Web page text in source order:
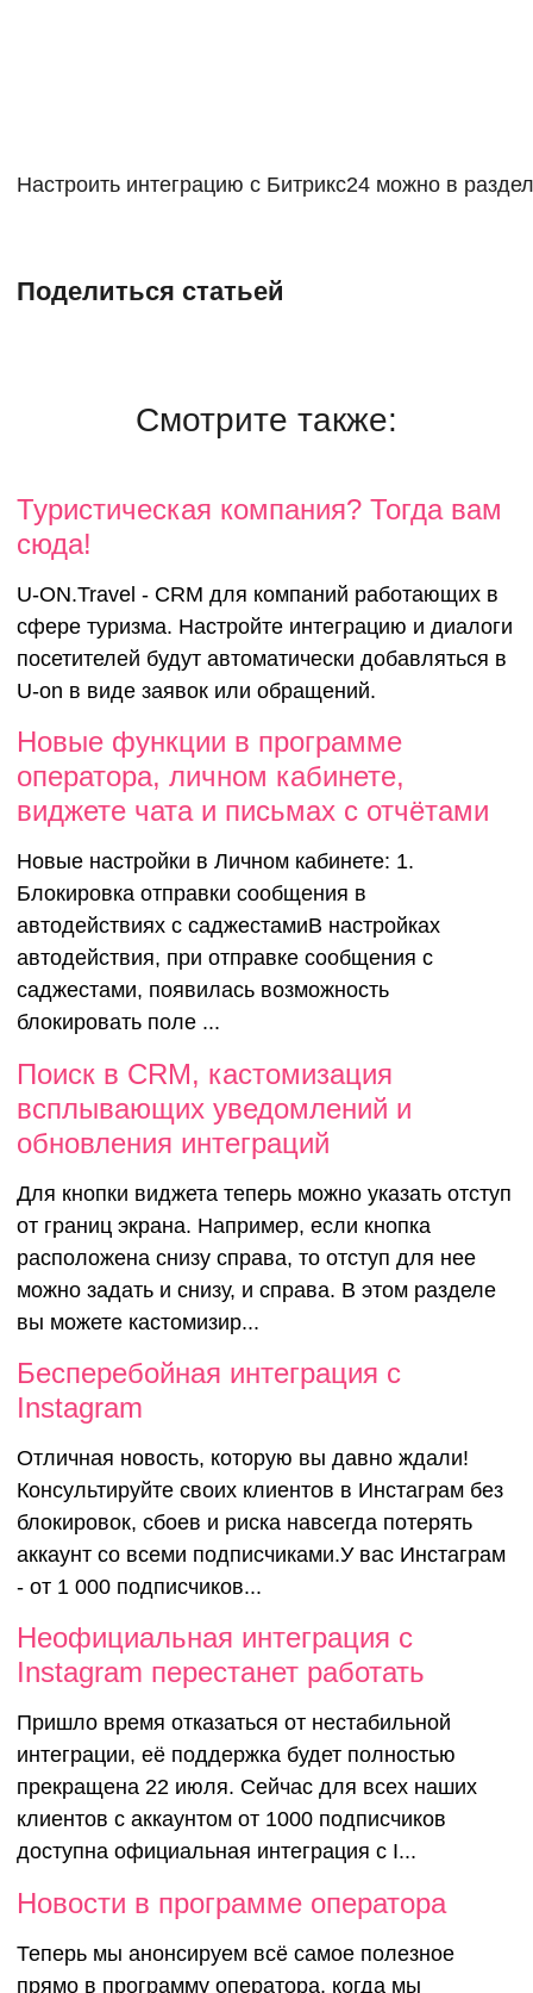
Настроить интеграцию с Битрикс24 можно в
Поделиться статьей
Смотрите также:
вам сюда!
Туристическая компания? Тогда вам
сюда!
U-ON.Travel - CRM для компаний работающих в
сфере туризма. Настройте интеграцию и диалоги
посетителей будут автоматически добавляться в
U-on в виде заявок или обращений.
Новые функции в программе
оператора, личном кабинете,
виджете чата и письмах с отчётами
Новые настройки в Личном кабинете: 1.
Блокировка отправки сообщения в
автодействиях с саджестамиВ настройках
автодействия, при отправке сообщения с
саджестами, появилась возможность
блокировать поле ...
Поиск в CRM, кастомизация
всплывающих уведомлений и
обновления интеграций
Для кнопки виджета теперь можно указать отступ
от границ экрана. Например, если кнопка
расположена снизу справа, то отступ для нее
можно задать и снизу, и справа. В этом разделе
вы можете кастомизир...
Бесперебойная интеграция с
Instagram
Отличная новость, которую вы давно ждали!
Консультируйте своих клиентов в Инстаграм без
блокировок, сбоев и риска навсегда потерять
аккаунт со всеми подписчиками.У вас Инстаграм
- от 1 000 подписчиков...
Неофициальная интеграция с
Instagram перестанет работать
Пришло время отказаться от нестабильной
интеграции, её поддержка будет полностью
прекращена 22 июля. Сейчас для всех наших
клиентов с аккаунтом от 1000 подписчиков
доступна официальная интеграция с I...
Новости в
Новости в программе оператора
Теперь мы анонсируем всё самое полезное
прямо в программу оператора, когда мы